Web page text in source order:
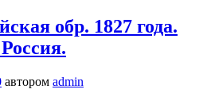
обр. 1827 года.
автором admin